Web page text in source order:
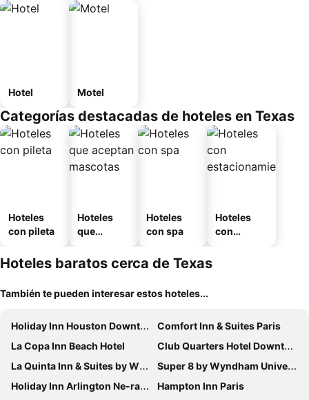
Hotel Motel
Categorías destacadas de hoteles en Texas
Hoteles
con pileta
Hoteles
que
mascotas
Hoteles
con spa
Hoteles
con
Hoteles baratos cerca de Texas
También te pueden interesar estos hoteles...
Holiday Inn Houston Downtown By Ihg
Comfort Inn & Suites Paris
La Copa Inn Beach Hotel
Club Quarters Hotel Downtown, Houston
La Quinta Inn & Suites by Wyndham Paris
Super 8 by Wyndham Universal City
Holiday Inn Arlington Ne-rangers Ballpark By Ihg
Hampton Inn Paris